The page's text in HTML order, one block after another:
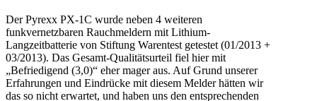
Der Pyrexx PX-1C wurde neben 4 weiteren
funkvernetzbaren Rauchmeldern mit Lithium-
Langzeitbatterie von Stiftung Warentest getestet (01/2013 +
03/2013). Das Gesamt-Qualitätsurteil fiel hier mit
„Befriedigend (3,0)“ eher mager aus. Auf Grund unserer
Erfahrungen und Eindrücke mit diesem Melder hätten wir
das so nicht erwartet, und haben uns den entsprechenden